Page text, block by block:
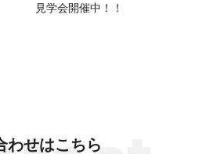
見学会開催中！！
わせはこちら